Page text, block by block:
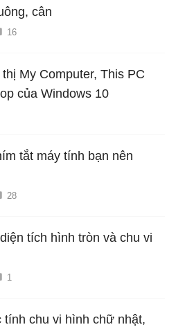
cân
16
My Computer, This PC
của Windows 10
tắt máy tính bạn nên
28
tích hình tròn và chu vi
1
tính chu vi hình chữ nhật,